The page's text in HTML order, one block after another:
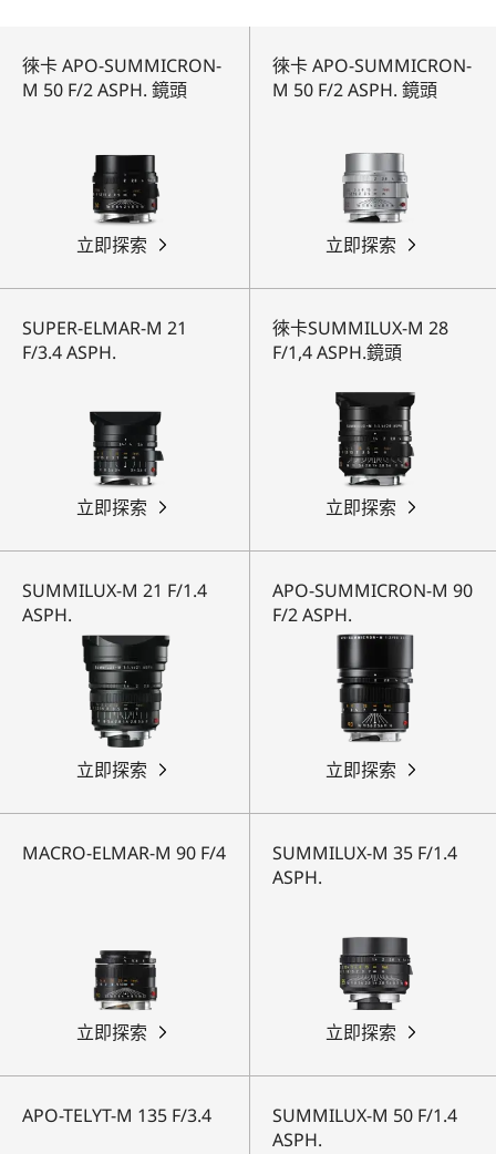
徠卡 APO-SUMMICRON-
M 50 F/2 ASPH. 鏡頭
立即探索
徠卡 APO-SUMMICRON-
M 50 F/2 ASPH. 鏡頭
立即探索
SUPER-ELMAR-M 21
F/3.4 ASPH.
立即探索
徠卡SUMMILUX-M 28
F/1,4 ASPH.鏡頭
立即探索
SUMMILUX-M 21 F/1.4
ASPH.
立即探索
APO-SUMMICRON-M 90
F/2 ASPH.
立即探索
MACRO-ELMAR-M 90 F/4
立即探索
SUMMILUX-M 35 F/1.4
ASPH.
立即探索
APO-TELYT-M 135 F/3.4
SUMMILUX-M 50 F/1.4
ASPH.